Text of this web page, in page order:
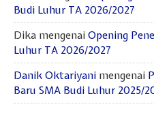
Budi Luhur TA 2026/2027
Dika mengenai Opening
Luhur TA 2026/2027
Danik Oktariyani mengenai
Baru SMA Budi Luhur 2025/